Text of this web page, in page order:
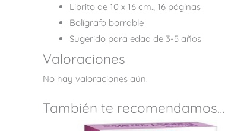
Librito de 10 x 16 cm., 16 páginas
Bolígrafo borrable
Sugerido para edad de 3-5 años
Valoraciones
No hay valoraciones aún.
También te recomendamos…